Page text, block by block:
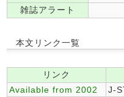
雑誌アラート
本文リンク一覧
リンク
Available from 2002
J-